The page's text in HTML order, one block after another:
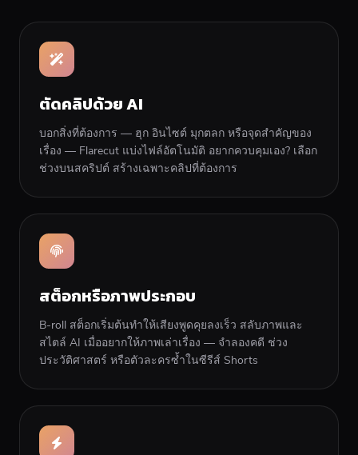
ตัดคลิปด้วย AI
บอกสิ่งที่ต้องการ — ฮุก อินไซต์ มุกตลก หรือจุดสำคัญของ
เรื่อง — Flarecut แบ่งไฟล์อัตโนมัติ อยากควบคุมเอง? เลือก
ช่วงบนสคริปต์ สร้างเฉพาะคลิปที่ต้องการ
สต็อกหรือภาพประกอบ
B-roll สต็อกเริ่มต้นทำให้เสียงพูดคุยลงเร็ว สลับภาพและ
สไตล์ AI เมื่ออยากให้ภาพเล่าเรื่อง — จำลองคดี ช่วง
ประวัติศาสตร์ หรือตัวละครซ้ำในซีรีส์ Shorts